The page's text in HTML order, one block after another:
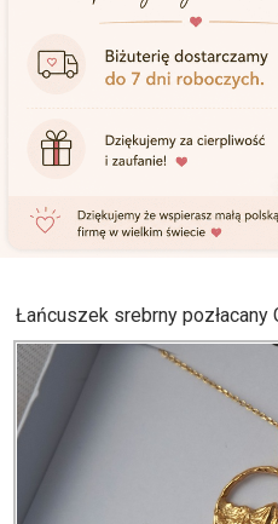
Łańcuszek srebrny pozłacany